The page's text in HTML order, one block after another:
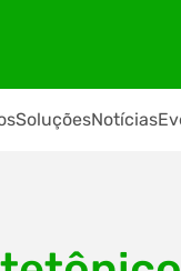
SoluçõesNotícias